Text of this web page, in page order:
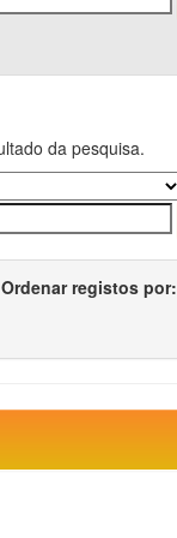
da pesquisa.
Ordenar registos por: